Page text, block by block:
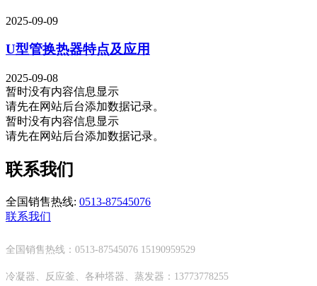
2025-09-09
U型管换热器特点及应用
2025-09-08
暂时没有内容信息显示
请先在网站后台添加数据记录。
暂时没有内容信息显示
请先在网站后台添加数据记录。
联系我们
全国销售热线: 0513-87545076
联系我们
全国销售热线：0513-87545076 15190959529
冷凝器、反应釜、各种塔器、蒸发器：13773778255